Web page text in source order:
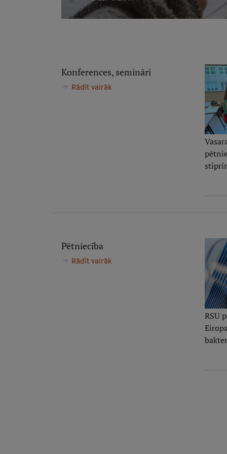
Konferences, semināri
Rādīt vairāk
Pētniecība
Rādīt vairāk
RSU